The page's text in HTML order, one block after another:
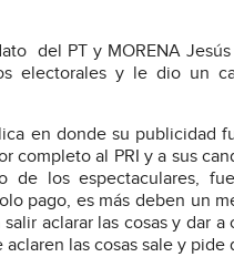
del PT y MORENA
electorales y le dio un
en donde su publicidad
completo al PRI y a sus
de los espectaculares,
pago, es más deben un
aclarar las cosas y dar
las cosas sale y pide